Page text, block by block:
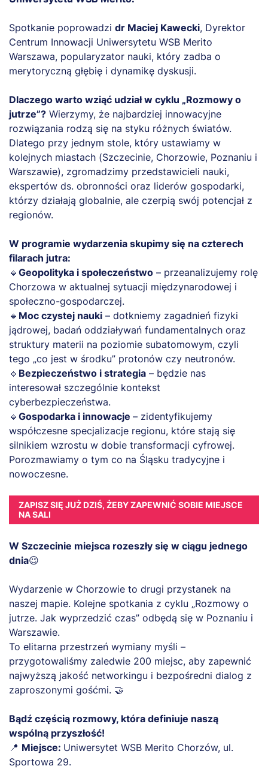
Spotkanie poprowadzi dr Maciej Kawecki, Dyrektor
Centrum Innowacji Uniwersytetu WSB Merito
Warszawa, popularyzator nauki, który zadba o
merytoryczną głębię i dynamikę dyskusji.
Dlaczego warto wziąć udział w cyklu „Rozmowy o
jutrze”? Wierzymy, że najbardziej innowacyjne
rozwiązania rodzą się na styku różnych światów.
Dlatego przy jednym stole, który ustawiamy w
kolejnych miastach (Szczecinie, Chorzowie, Poznaniu i
Warszawie), zgromadzimy przedstawicieli nauki,
ekspertów ds. obronności oraz liderów gospodarki,
którzy działają globalnie, ale czerpią swój potencjał z
regionów.
W programie wydarzenia skupimy się na czterech
filarach jutra:
🔹 Geopolityka i społeczeństwo – przeanalizujemy rolę
Chorzowa w aktualnej sytuacji międzynarodowej i
społeczno-gospodarczej.
🔹 Moc czystej nauki – dotkniemy zagadnień fizyki
jądrowej, badań oddziaływań fundamentalnych oraz
struktury materii na poziomie subatomowym, czyli
tego „co jest w środku” protonów czy neutronów.
🔹 Bezpieczeństwo i strategia – będzie nas
interesował szczególnie kontekst
cyberbezpieczeństwa.
🔹 Gospodarka i innowacje – zidentyfikujemy
współczesne specjalizacje regionu, które stają się
silnikiem wzrostu w dobie transformacji cyfrowej.
Porozmawiamy o tym co na Śląsku tradycyjne i
nowoczesne.
ZAPISZ SIĘ JUŻ DZIŚ, ŻEBY ZAPEWNIĆ SOBIE MIEJSCE
NA SALI
W Szczecinie miejsca rozeszły się w ciągu jednego
dnia😉
Wydarzenie w Chorzowie to drugi przystanek na
naszej mapie. Kolejne spotkania z cyklu „Rozmowy o
jutrze. Jak wyprzedzić czas” odbędą się w Poznaniu i
Warszawie.
To elitarna przestrzeń wymiany myśli –
przygotowaliśmy zaledwie 200 miejsc, aby zapewnić
najwyższą jakość networkingu i bezpośredni dialog z
zaproszonymi gośćmi. 🤝
Bądź częścią rozmowy, która definiuje naszą
wspólną przyszłość!
📍 Miejsce: Uniwersytet WSB Merito Chorzów, ul.
Sportowa 29.